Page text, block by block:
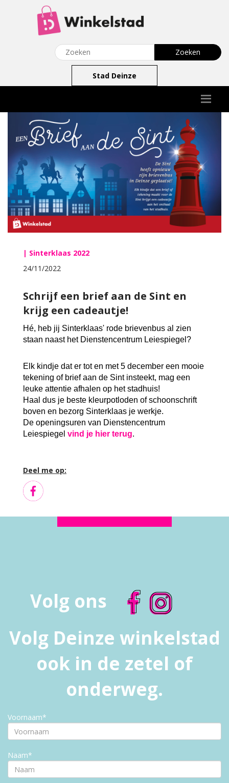
Stad Deinze
| Sinterklaas 2022
24/11/2022
Schrijf een brief aan de Sint en
krijg een cadeautje!
Hé, heb jij Sinterklaas' rode brievenbus al zien
staan naast het Dienstencentrum Leiespiegel?
Elk kindje dat er tot en met 5 december een mooie
tekening of brief aan de Sint insteekt, mag een
leuke attentie afhalen op het stadhuis!
Haal dus je beste kleurpotloden of schoonschrift
boven en bezorg Sinterklaas je werkje.
De openingsuren van Dienstencentrum
Leiespiegel vind je hier terug.
Deel me op:
Volg ons
Volg Deinze winkelstad
ook in de zetel of
onderweg.
Voornaam*
Naam*